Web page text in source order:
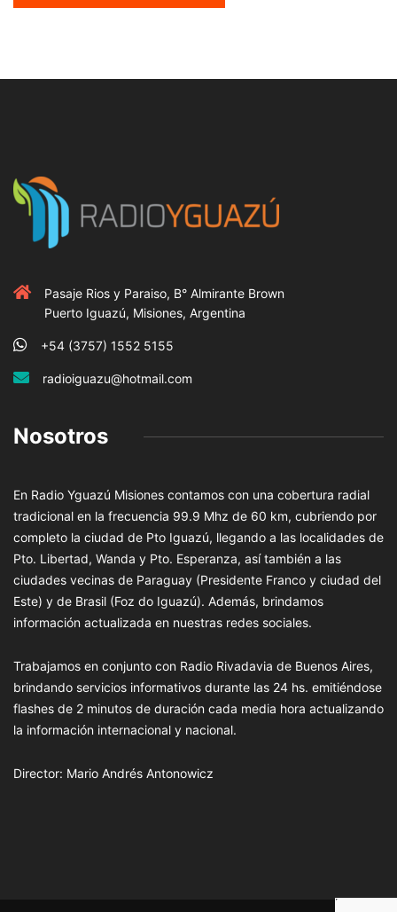
Pasaje Rios y Paraiso, B° Almirante Brown
Puerto Iguazú, Misiones, Argentina
+54 (3757) 1552 5155
radioiguazu@hotmail.com
Nosotros
En Radio Yguazú Misiones contamos con una cobertura radial
tradicional en la frecuencia 99.9 Mhz de 60 km, cubriendo por
completo la ciudad de Pto Iguazú, llegando a las localidades de
Pto. Libertad, Wanda y Pto. Esperanza, así también a las
ciudades vecinas de Paraguay (Presidente Franco y ciudad del
Este) y de Brasil (Foz do Iguazú). Además, brindamos
información actualizada en nuestras redes sociales.
Trabajamos en conjunto con Radio Rivadavia de Buenos Aires,
brindando servicios informativos durante las 24 hs. emitiéndose
flashes de 2 minutos de duración cada media hora actualizando
la información internacional y nacional.
Director: Mario Andrés Antonowicz